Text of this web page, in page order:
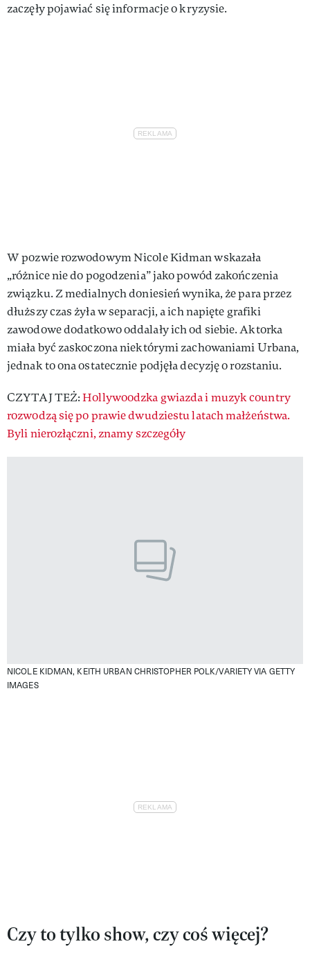
zaczęły pojawiać się informacje o kryzysie.
W pozwie rozwodowym Nicole Kidman wskazała
„różnice nie do pogodzenia” jako powód zakończenia
związku. Z medialnych doniesień wynika, że para przez
dłuższy czas żyła w separacji, a ich napięte grafiki
zawodowe dodatkowo oddalały ich od siebie. Aktorka
miała być zaskoczona niektórymi zachowaniami Urbana,
jednak to ona ostatecznie podjęła decyzję o rozstaniu.
CZYTAJ TEŻ:Hollywoodzka gwiazda i muzyk country
rozwodzą się po prawie dwudziestu latach małżeństwa.
Byli nierozłączni, znamy szczegóły
NICOLE KIDMAN, KEITH URBAN CHRISTOPHER POLK/VARIETY VIA GETTY
IMAGES
Czy to tylko show, czy coś więcej?